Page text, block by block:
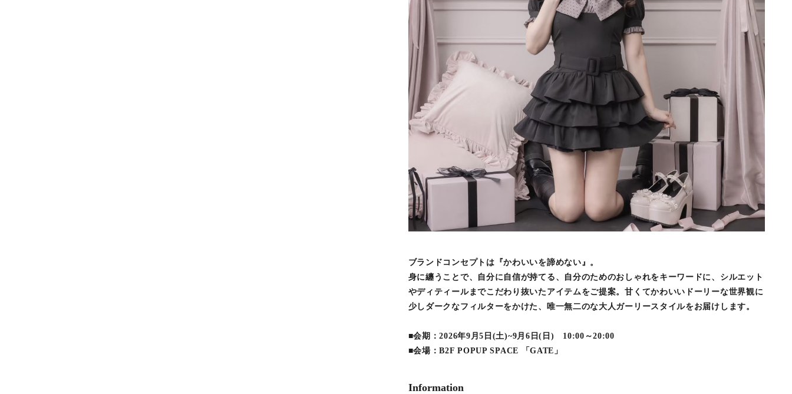
ブランドコンセプトは『かわいいを諦めない』。
身に纏うことで、自分に自信が持てる、自分のためのおしゃれをキーワードに、シルエット
やディティールまでこだわり抜いたアイテムをご提案。甘くてかわいいドーリーな世界観に
少しダークなフィルターをかけた、唯一無二のな大人ガーリースタイルをお届けします。
■会期：2026年9月5日(土)~9月6日(日) 10:00～20:00
■会場：B2F POPUP SPACE 「GATE」
Information